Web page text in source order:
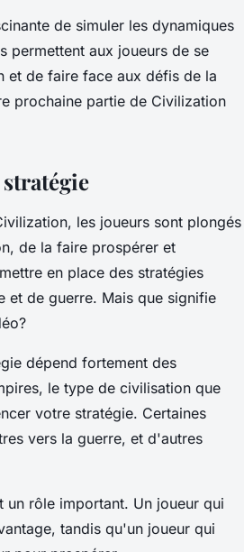
de simuler les dynamiques
permettent aux joueurs de se
et de faire face aux défis de la
prochaine partie de Civilization
les joueurs sont plongés
de la faire prospérer et
en place des stratégies
et de guerre. Mais que signifie
dépend fortement des
le type de civilisation que
votre stratégie. Certaines
vers la guerre, et d'autres
un rôle important. Un joueur qui
tandis qu'un joueur qui